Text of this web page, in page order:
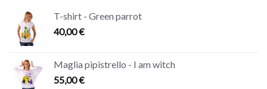
T-shirt - Green parrot
40,00€
Maglia pipistrello - I am witch
55,00€